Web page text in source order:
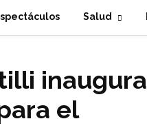
Salud
inaugura
el